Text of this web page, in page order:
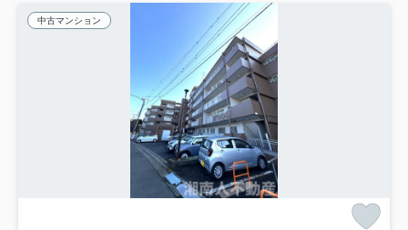
中古マンション